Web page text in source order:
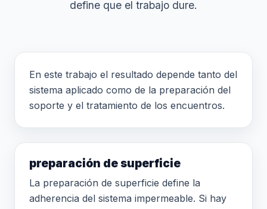
define que el trabajo dure.
En este trabajo el resultado depende tanto del
sistema aplicado como de la preparación del
soporte y el tratamiento de los encuentros.
preparación de superficie
La preparación de superficie define la
adherencia del sistema impermeable. Si hay